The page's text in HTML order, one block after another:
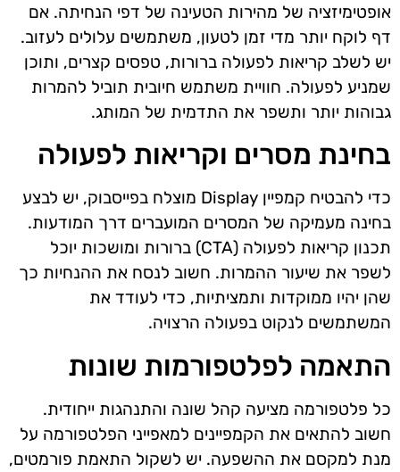
אופטימיזציה של מהירות הטעינה של דפי הנחיתה. אם
דף לוקח יותר מדי זמן לטעון, משתמשים עלולים לעזוב.
יש לשלב קריאות לפעולה ברורות, טפסים קצרים, ותוכן
שמניע לפעולה. חוויית משתמש חיובית תוביל להמרות
גבוהות יותר ותשפר את התדמית של המותג.
בחינת מסרים וקריאות לפעולה
כדי להבטיח קמפיין Display מוצלח בפייסבוק, יש לבצע
בחינה מעמיקה של המסרים המועברים דרך המודעות.
תכנון קריאות לפעולה (CTA) ברורות ומושכות יוכל
לשפר את שיעור ההמרות. חשוב לנסח את ההנחיות כך
שהן יהיו ממוקדות ותמציתיות, כדי לעודד את
המשתמשים לנקוט בפעולה הרצויה.
התאמה לפלטפורמות שונות
כל פלטפורמה מציעה קהל שונה והתנהגות ייחודית.
חשוב להתאים את הקמפיינים למאפייני הפלטפורמה על
מנת למקסם את ההשפעה. יש לשקול התאמת פורמטים,